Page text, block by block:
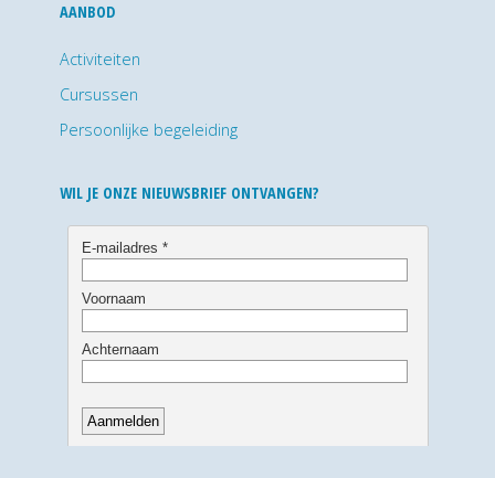
AANBOD
Activiteiten
Cursussen
Persoonlijke begeleiding
WIL JE ONZE NIEUWSBRIEF ONTVANGEN?